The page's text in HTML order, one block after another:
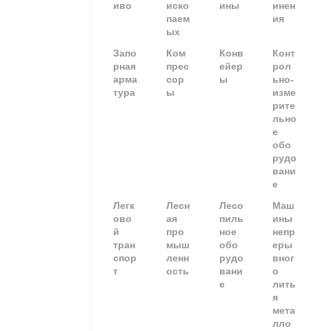
иво
иско
паем
ых
ины
инен
ия
Запо
рная
арма
тура
Ком
прес
сор
ы
Конв
ейер
ы
Конт
рол
ьно-
изме
рите
льно
е
обо
рудо
вани
е
Легк
ово
й
тран
спор
т
Лесн
ая
про
мыш
ленн
ость
Лесо
пиль
ное
обо
рудо
вани
е
Маш
ины
непр
еры
вног
о
лить
я
мета
лло